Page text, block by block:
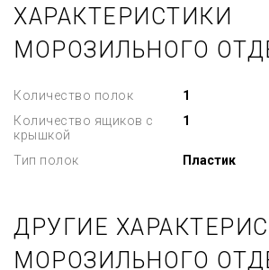
ХАРАКТЕРИСТИКИ
МОРОЗИЛЬНОГО
Количество полок
1
Количество ящиков с
крышкой
1
Тип полок Пластик
ДРУГИЕ
МОРОЗИЛЬНОГО